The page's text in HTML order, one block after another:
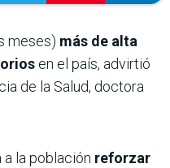
meses) más de alta
en el país, advirtió
de la Salud, doctora
la población reforzar